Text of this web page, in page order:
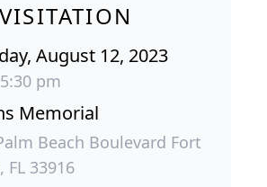
VISITATION
August 12, 2023
pm
Memorial
Beach Boulevard Fort
FL 33916